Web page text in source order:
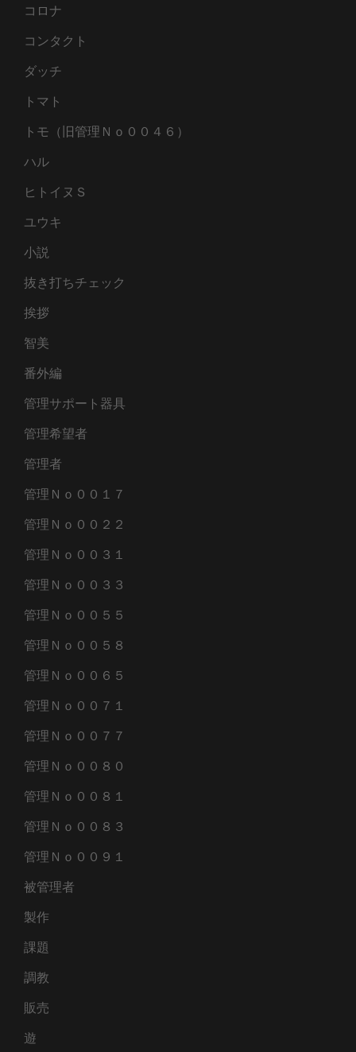
コロナ
コンタクト
ダッチ
トマト
トモ（旧管理Ｎｏ００４６）
ハル
ヒトイヌＳ
ユウキ
小説
抜き打ちチェック
挨拶
智美
番外編
管理サポート器具
管理希望者
管理者
管理Ｎｏ００１７
管理Ｎｏ００２２
管理Ｎｏ００３１
管理Ｎｏ００３３
管理Ｎｏ００５５
管理Ｎｏ００５８
管理Ｎｏ００６５
管理Ｎｏ００７１
管理Ｎｏ００７７
管理Ｎｏ００８０
管理Ｎｏ００８１
管理Ｎｏ００８３
管理Ｎｏ００９１
被管理者
製作
課題
調教
販売
遊